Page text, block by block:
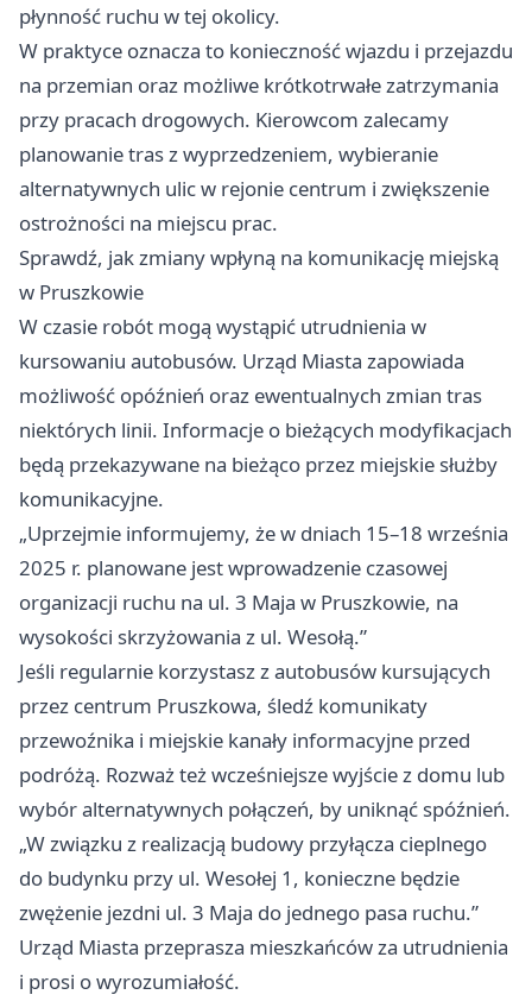
płynność ruchu w tej okolicy.
W praktyce oznacza to konieczność wjazdu i przejazdu
na przemian oraz możliwe krótkotrwałe zatrzymania
przy pracach drogowych. Kierowcom zalecamy
planowanie tras z wyprzedzeniem, wybieranie
alternatywnych ulic w rejonie centrum i zwiększenie
ostrożności na miejscu prac.
Sprawdź, jak zmiany wpłyną na komunikację miejską
w Pruszkowie
W czasie robót mogą wystąpić utrudnienia w
kursowaniu autobusów. Urząd Miasta zapowiada
możliwość opóźnień oraz ewentualnych zmian tras
niektórych linii. Informacje o bieżących modyfikacjach
będą przekazywane na bieżąco przez miejskie służby
komunikacyjne.
„Uprzejmie informujemy, że w dniach 15–18 września
2025 r. planowane jest wprowadzenie czasowej
organizacji ruchu na ul. 3 Maja w Pruszkowie, na
wysokości skrzyżowania z ul. Wesołą.”
Jeśli regularnie korzystasz z autobusów kursujących
przez centrum Pruszkowa, śledź komunikaty
przewoźnika i miejskie kanały informacyjne przed
podróżą. Rozważ też wcześniejsze wyjście z domu lub
wybór alternatywnych połączeń, by uniknąć spóźnień.
„W związku z realizacją budowy przyłącza cieplnego
do budynku przy ul. Wesołej 1, konieczne będzie
zwężenie jezdni ul. 3 Maja do jednego pasa ruchu.”
Urząd Miasta przeprasza mieszkańców za utrudnienia
i prosi o wyrozumiałość.